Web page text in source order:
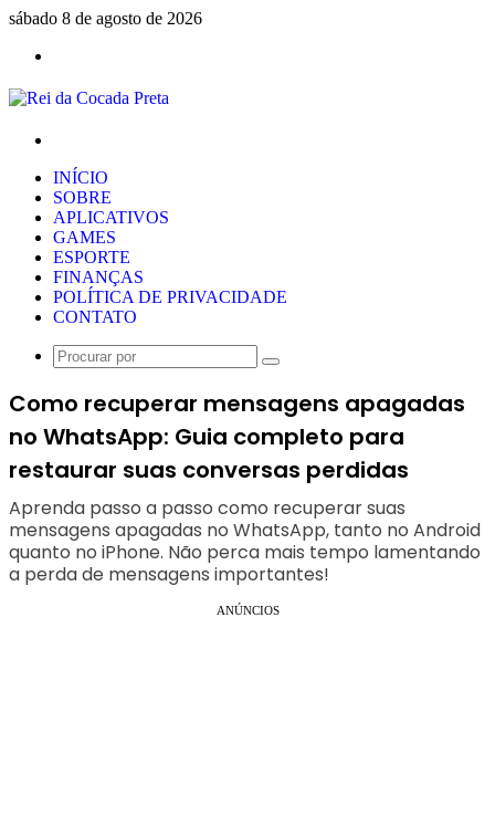
sábado 8 de agosto de 2026
INÍCIO
SOBRE
APLICATIVOS
GAMES
ESPORTE
FINANÇAS
POLÍTICA DE PRIVACIDADE
CONTATO
Procurar
Como recuperar mensagens apagadas
no WhatsApp: Guia completo para
restaurar suas conversas perdidas
Aprenda passo a passo como recuperar suas
mensagens apagadas no WhatsApp, tanto no Android
quanto no iPhone. Não perca mais tempo lamentando
a perda de mensagens importantes!
ANÚNCIOS